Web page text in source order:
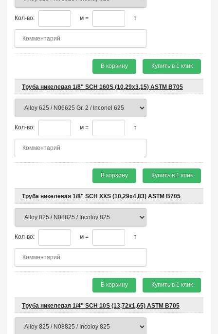
Кол-во: м = т
В корзину Купить в 1 клик
Труба никелевая 1/8" SCH 160S (10,29х3,15) ASTM B705
Кол-во: м = т
В корзину Купить в 1 клик
Труба никелевая 1/8" SCH XXS (10,29х4,83) ASTM B705
Кол-во: м = т
В корзину Купить в 1 клик
Труба никелевая 1/4" SCH 10S (13,72х1,65) ASTM B705